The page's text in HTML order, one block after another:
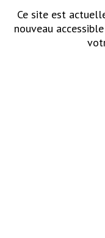
Ce site est
nouveau